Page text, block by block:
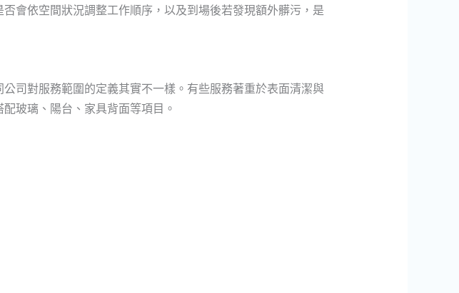
會依空間狀況調整工作順序，以及到場後若發現額外髒污，是
司對服務範圍的定義其實不一樣。有些服務著重於表面清潔與
玻璃、陽台、家具背面等項目。